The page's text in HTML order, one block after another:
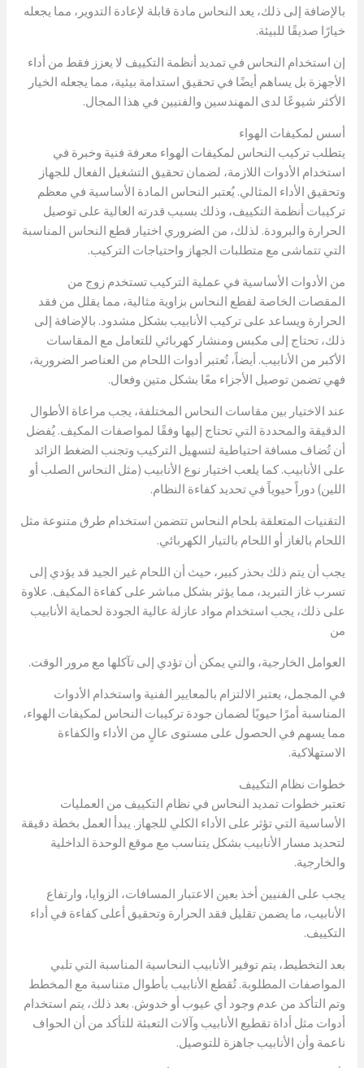
بالإضافة إلى ذلك، يعد النحاس مادة قابلة لإعادة التدوير، مما يجعله
خيارًا صديقًا للبيئة.
إن استخدام النحاس في تمديد أنظمة التكييف لا يعزز فقط من أداء
الأجهزة بل يساهم أيضًا في تحقيق استدامة بيئية، مما يجعله الخيار
الأكثر شيوعًا لدى المهندسين والفنيين في هذا المجال.
أسس لمكيفات الهواء
يتطلب تركيب النحاس لمكيفات الهواء معرفة فنية وخبرة في
استخدام الأدوات اللازمة، لضمان تحقيق التشغيل الفعال للجهاز
وتحقيق الأداء المثالي. يُعتبر النحاس المادة الأساسية في معظم
تركيبات أنظمة التكييف، وذلك بسبب قدرته العالية على توصيل
الحرارة والبرودة. لذلك، من الضروري اختيار قطع النحاس المناسبة
التي تتماشى مع متطلبات الجهاز واحتياجات التركيب.
من الأدوات الأساسية في عملية التركيب تستخدم زوج من
المقصات الخاصة لقطع النحاس بزاوية مثالية، مما يقلل من فقد
الحرارة ويساعد على تركيب الأنابيب بشكل مشدود. بالإضافة إلى
ذلك، تحتاج إلى مكبس ومنشار كهربائي للتعامل مع المقاسات
الأكبر من الأنابيب. أيضاً، تُعتبر أدوات اللحام من العناصر الضرورية،
فهي تضمن توصيل الأجزاء معًا بشكل متين وفعال.
عند الاختيار بين مقاسات النحاس المختلفة، يجب مراعاة الأطوال
الدقيقة والمحددة التي تحتاج إليها وفقًا لمواصفات المكيف. يُفضل
أن تُضاف مسافة احتياطية لتسهيل التركيب وتجنب الضغط الزائد
على الأنابيب. كما يلعب اختيار نوع الأنابيب (مثل النحاس الصلب أو
اللين) دوراً حيوياً في تحديد كفاءة النظام.
التقنيات المتعلقة بلحام النحاس تتضمن استخدام طرق متنوعة مثل
اللحام بالغاز أو اللحام بالتيار الكهربائي.
يجب أن يتم ذلك بحذر كبير، حيث أن اللحام غير الجيد قد يؤدي إلى
تسرب غاز التبريد، مما يؤثر بشكل مباشر على كفاءة المكيف. علاوة
على ذلك، يجب استخدام مواد عازلة عالية الجودة لحماية الأنابيب
من
العوامل الخارجية، والتي يمكن أن تؤدي إلى تآكلها مع مرور الوقت.
في المجمل، يعتبر الالتزام بالمعايير الفنية واستخدام الأدوات
المناسبة أمرًا حيويًا لضمان جودة تركيبات النحاس لمكيفات الهواء،
مما يسهم في الحصول على مستوى عالٍ من الأداء والكفاءة
الاستهلاكية.
خطوات نظام التكييف
تعتبر خطوات تمديد النحاس في نظام التكييف من العمليات
الأساسية التي تؤثر على الأداء الكلي للجهاز. يبدأ العمل بخطة دقيقة
لتحديد مسار الأنابيب بشكل يتناسب مع موقع الوحدة الداخلية
والخارجية.
يجب على الفنيين أخذ بعين الاعتبار المسافات، الزوايا، وارتفاع
الأنابيب، ما يضمن تقليل فقد الحرارة وتحقيق أعلى كفاءة في أداء
التكييف.
بعد التخطيط، يتم توفير الأنابيب النحاسية المناسبة التي تلبي
المواصفات المطلوبة. تُقطع الأنابيب بأطوال متناسبة مع المخطط
وتم التأكد من عدم وجود أي عيوب أو خدوش. بعد ذلك، يتم استخدام
أدوات مثل أداة تقطيع الأنابيب وآلات التعبئة للتأكد من أن الحواف
ناعمة وأن الأنابيب جاهزة للتوصيل.